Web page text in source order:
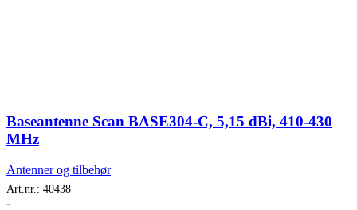
Baseantenne Scan BASE304-C, 5,15 dBi, 410-430
MHz
Antenner og tilbehør
Art.nr.: 40438
-